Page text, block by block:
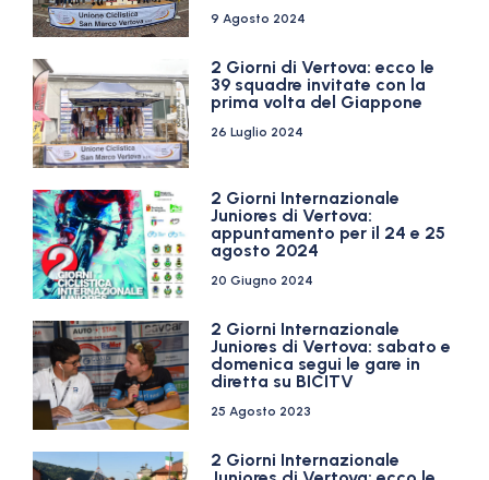
9 Agosto 2024
2 Giorni di Vertova: ecco le
39 squadre invitate con la
prima volta del Giappone
26 Luglio 2024
2 Giorni Internazionale
Juniores di Vertova:
appuntamento per il 24 e 25
agosto 2024
20 Giugno 2024
2 Giorni Internazionale
Juniores di Vertova: sabato e
domenica segui le gare in
diretta su BICITV
25 Agosto 2023
2 Giorni Internazionale